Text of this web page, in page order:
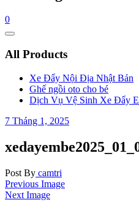
0
Catalog
All Products
Xe Đẩy Nội Địa Nhật Bản
Ghế ngồi oto cho bé
Dịch Vụ Vệ Sinh Xe Đẩy
7 Tháng 1, 2025
Post By camtri
Previous Image
Next Image